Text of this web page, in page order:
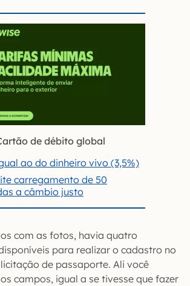
de débito global
ao do dinheiro vivo (3,5%)
carregamento de 50
a câmbio justo
com as fotos, havia quatro
para realizar o cadastro no
de passaporte. Ali você
campos, igual a se tivesse que fazer